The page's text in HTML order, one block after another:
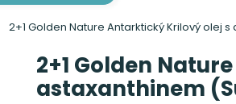
2+1 Golden Nature Antarktický Krilový olej
2+1 Golden
astaxanthinem